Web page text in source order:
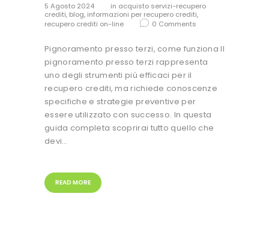
5 Agosto 2024 in acquisto servizi-recupero
crediti, blog, informazioni per recupero crediti,
recupero crediti on-line
0 Comments
Pignoramento presso terzi, come funziona Il
pignoramento presso terzi rappresenta
uno degli strumenti più efficaci per il
recupero crediti, ma richiede conoscenze
specifiche e strategie preventive per
essere utilizzato con successo. In questa
guida completa scoprirai tutto quello che
devi…
READ MORE